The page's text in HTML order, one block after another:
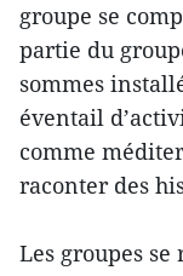
groupe se
partie du
sommes
éventail
comme
raconter des
Les groupes